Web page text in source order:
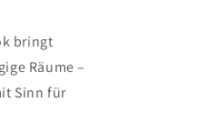
bringt
Räume –
Sinn für